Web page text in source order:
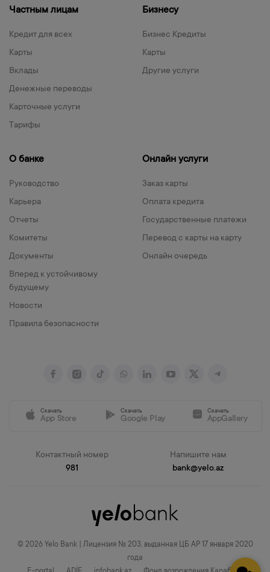
Частным лицам
Кредит для всех
Карты
Вклады
Денежные переводы
Карточные услуги
Тарифы
Бизнесу
Бизнес Кредиты
Карты
Другие услуги
О банке
Руководство
Карьера
Отчеты
Комитеты
Документы
Вперед к устойчивому
будущему
Новости
Правила безопасности
Онлайн услуги
Заказ карты
Оплата кредита
Государственные платежи
Перевод с карты на карту
Онлайн очередь
Скачать
App Store
Скачать
Google Play
Скачать
AppGallery
Контактный номер
981
Напишите нам
bank@yelo.az
© 2026 Yelo Bank | Лицензия № 203, выданная ЦБ АР 17 января 2020
года